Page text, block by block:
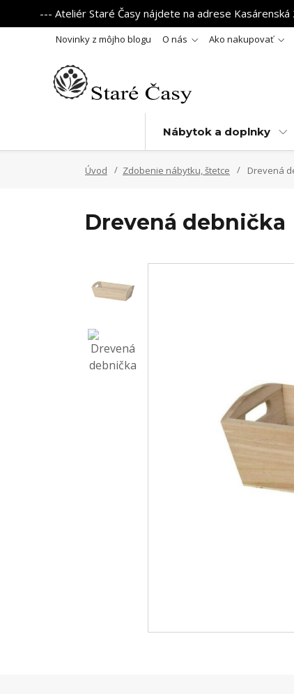
--- Ateliér Staré Časy nájdete na adrese
Novinky z môjho blogu O nás Ako nakupovať
Nábytok a doplnky
Úvod Zdobenie nábytku, štetce Drevená
Drevená debnička